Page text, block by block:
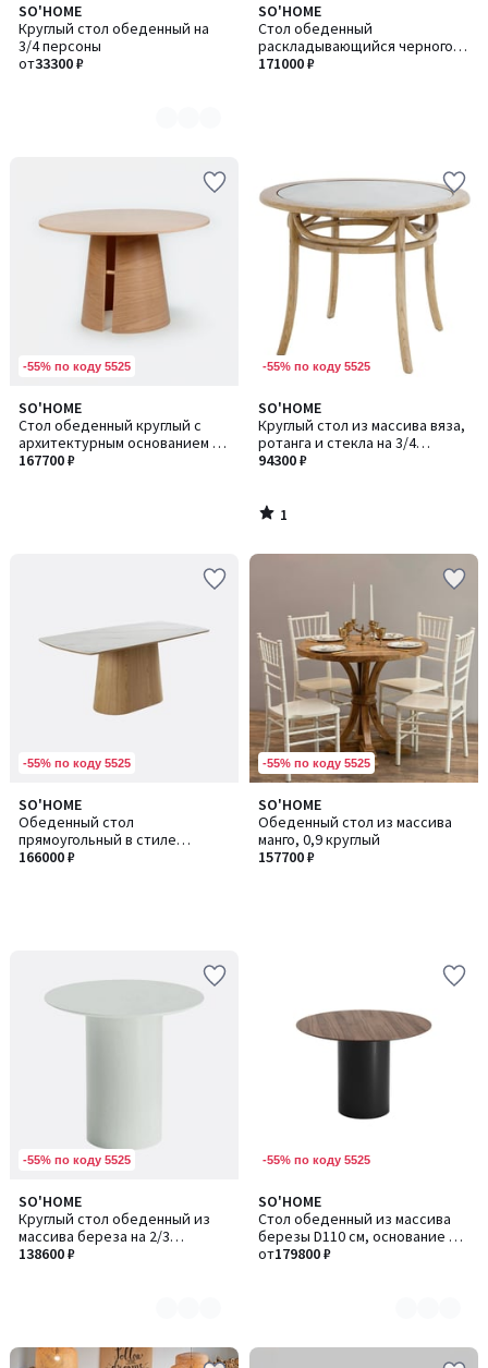
SO'HOME
Круглый стол обеденный на
3/4 персоны
от33300 ₽
Количество
цветов:
2
SO'HOME
Стол обеденный
раскладывающийся черного
цвета
171000 ₽
-55% по коду 5525
SO'HOME
Стол обеденный круглый с
архитектурным основанием и
шпоном ясеня на 4 персоны
167700 ₽
-55% по коду 5525
SO'HOME
Круглый стол из массива вяза,
ротанга и стекла на 3/4
персоны
94300 ₽
1
/
5
1
/
-55% по коду 5525
SO'HOME
Обеденный стол
прямоугольный в стиле
минимализм, керамика и шпон
166000 ₽
-55% по коду 5525
SO'HOME
Обеденный стол из массива
манго, 0,9 круглый
157700 ₽
-55% по коду 5525
SO'HOME
Круглый стол обеденный из
массива береза на 2/3
персоны
138600 ₽
Количество
цветов:
4
-55% по коду 5525
SO'HOME
Стол обеденный из массива
березы D110 см, основание D
43
от179800 ₽
Количество
цветов:
2